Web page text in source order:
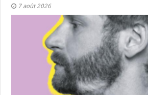
7 août 2026